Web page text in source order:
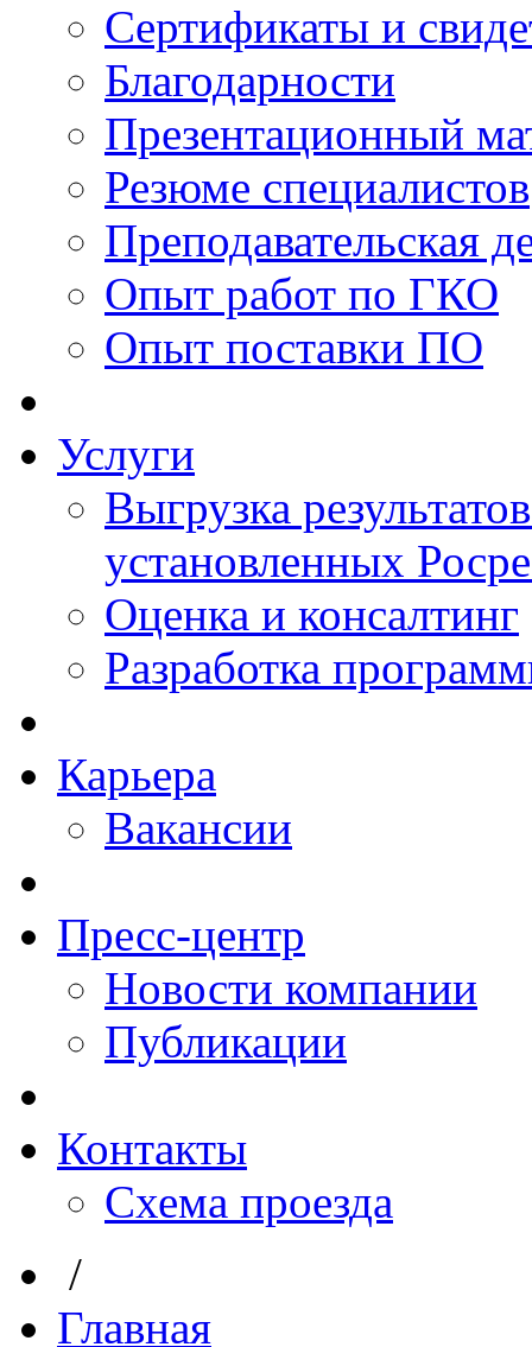
Сертификаты и
Благодарности
Презентационный
Резюме специалистов
Преподавательская
Опыт работ по ГКО
Опыт поставки ПО
Услуги
Выгрузка
установленных
Оценка и консалтинг
Разработка
Карьера
Вакансии
Пресс-центр
Новости компании
Публикации
Контакты
Схема проезда
/
Главная